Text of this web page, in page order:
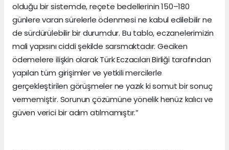
olduğu bir sistemde, reçete bedellerinin 150–180
günlere varan sürelerle ödenmesi ne kabul edilebilir ne
de sürdürülebilir bir durumdur. Bu tablo, eczanelerimizin
mali yapısını ciddi şekilde sarsmaktadır. Geciken
ödemelere ilişkin olarak Türk Eczacıları Birliği tarafından
yapılan tüm girişimler ve yetkili mercilerle
gerçekleştirilen görüşmeler ne yazık ki somut bir sonuç
vermemiştir. Sorunun çözümüne yönelik henüz kalıcı ve
güven verici bir adım atılmamıştır.”